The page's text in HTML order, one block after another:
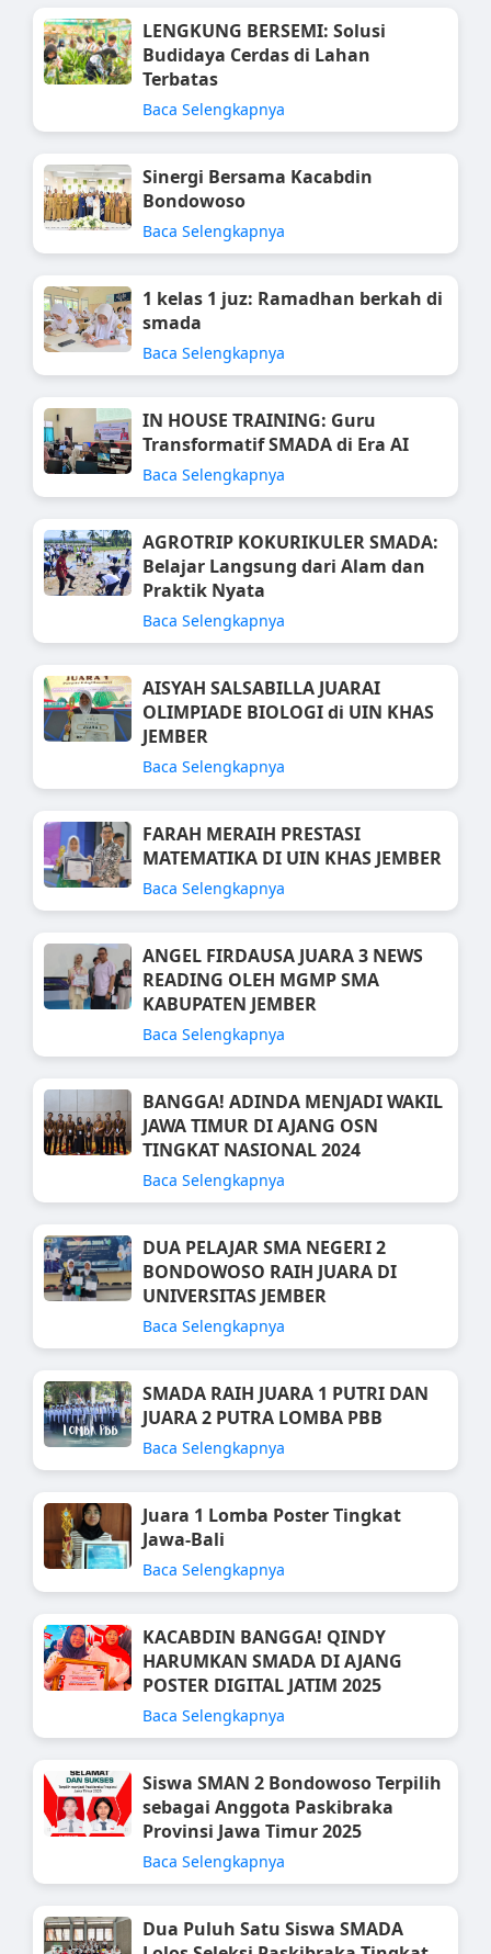
LENGKUNG BERSEMI: Solusi
Budidaya Cerdas di Lahan
Terbatas
Baca Selengkapnya
Sinergi Bersama Kacabdin
Bondowoso
Baca Selengkapnya
1 kelas 1 juz: Ramadhan berkah di
smada
Baca Selengkapnya
IN HOUSE TRAINING: Guru
Transformatif SMADA di Era AI
Baca Selengkapnya
AGROTRIP KOKURIKULER SMADA:
Belajar Langsung dari Alam dan
Praktik Nyata
Baca Selengkapnya
AISYAH SALSABILLA JUARAI
OLIMPIADE BIOLOGI di UIN KHAS
JEMBER
Baca Selengkapnya
FARAH MERAIH PRESTASI
MATEMATIKA DI UIN KHAS JEMBER
Baca Selengkapnya
ANGEL FIRDAUSA JUARA 3 NEWS
READING OLEH MGMP SMA
KABUPATEN JEMBER
Baca Selengkapnya
BANGGA! ADINDA MENJADI WAKIL
JAWA TIMUR DI AJANG OSN
TINGKAT NASIONAL 2024
Baca Selengkapnya
DUA PELAJAR SMA NEGERI 2
BONDOWOSO RAIH JUARA DI
UNIVERSITAS JEMBER
Baca Selengkapnya
SMADA RAIH JUARA 1 PUTRI DAN
JUARA 2 PUTRA LOMBA PBB
Baca Selengkapnya
Juara 1 Lomba Poster Tingkat
Jawa-Bali
Baca Selengkapnya
KACABDIN BANGGA! QINDY
HARUMKAN SMADA DI AJANG
POSTER DIGITAL JATIM 2025
Baca Selengkapnya
Siswa SMAN 2 Bondowoso Terpilih
sebagai Anggota Paskibraka
Provinsi Jawa Timur 2025
Baca Selengkapnya
Dua Puluh Satu Siswa SMADA